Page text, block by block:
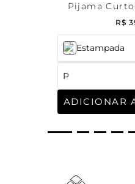
Estampada
P
ADICIONAR
Pijama
R$